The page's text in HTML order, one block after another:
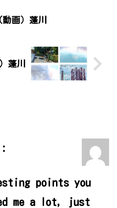
動画）蓬川
蓬川
:
points you
me a lot, just